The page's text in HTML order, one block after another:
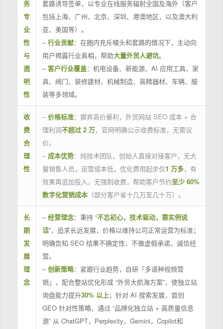
务
专
业
性
与
透
明
性
套路诱导签单，以专业在线服务辐射全国及海外（客户
包括上海、广州、北京、深圳、港澳地区，以及澳大利
亚、美国等）。
–行业贡献：在圈内充斥噱头和套路的情况下，主动向
用户揭露行业真相，帮助大量外贸人避坑。
–客户行业覆盖：机电设备、新能源、AI 应用工具、家
具、阀门、装修建材、机械制造、高精器材、车辆、服
装等多领域。
收
费
合
理
性
– 价格标准：摒弃高价暴利，外贸网站 SEO 成本 + 合
理利润不超过 2 万，官网明确公示收费标准，无需议
价。
– 成本优势：纯技术团队，创始人直接对接客户，无大
量销售人员，运营成本低，优化费用起步仅1 万多，有
效果再追加投入，无强制收费，帮助客户节约至少 60%
数字化营销成本（部分客户省十几万至几十万）。
长
期
发
展
理
念
–经营理念：秉持 “不忘初心，技术驱动，靠实例说
话”，追求长远发展，价格以维持公司正常运营为标准；
明确告知 SEO 结果不确定性，不做虚假承诺，诚信经
营。
–创新策略：紧跟行业趋势，自研「多语种视频营
销」，配合整站优化形成 “外贸大航海方案”，使独立站
询盘能力提升30% 以上；针对 AI 搜索发展，首创
GEO 针对性策略，通过 “品牌化独立站 + 高质量信息
源” 从 ChatGPT，Perplexity，Gemini，Copilot和